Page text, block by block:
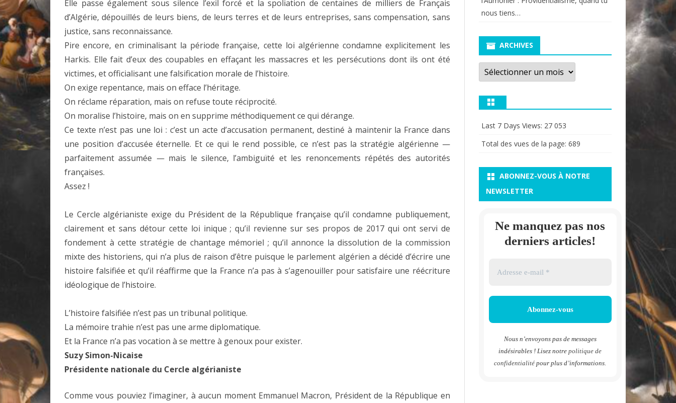
Elle passe également sous silence l’exil forcé et la spoliation de centaines de milliers de Français
d’Algérie, dépouillés de leurs biens, de leurs terres et de leurs entreprises, sans compensation, sans
justice, sans reconnaissance.
Pire encore, en criminalisant la période française, cette loi algérienne condamne explicitement les
Harkis. Elle fait d’eux des coupables en effaçant les massacres et les persécutions dont ils ont été
victimes, et officialisant une falsification morale de l’histoire.
On exige repentance, mais on efface l’héritage.
On réclame réparation, mais on refuse toute réciprocité.
On moralise l’histoire, mais on en supprime méthodiquement ce qui dérange.
Ce texte n’est pas une loi : c’est un acte d’accusation permanent, destiné à maintenir la France dans
une position d’accusée éternelle. Et ce qui le rend possible, ce n’est pas la stratégie algérienne —
parfaitement assumée — mais le silence, l’ambiguïté et les renoncements répétés des autorités
françaises.
Assez !
Le Cercle algérianiste exige du Président de la République française qu’il condamne publiquement,
clairement et sans détour cette loi inique ; qu’il revienne sur ses propos de 2017 qui ont servi de
fondement à cette stratégie de chantage mémoriel ; qu’il annonce la dissolution de la commission
mixte des historiens, qui n’a plus de raison d’être puisque le parlement algérien a décidé d’écrire une
histoire falsifiée et qu’il réaffirme que la France n’a pas à s’agenouiller pour satisfaire une réécriture
idéologique de l’histoire.
L’histoire falsifiée n’est pas un tribunal politique.
La mémoire trahie n’est pas une arme diplomatique.
Et la France n’a pas vocation à se mettre à genoux pour exister.
Suzy Simon-Nicaise
Présidente nationale du Cercle algérianiste
Comme vous pouviez l’imaginer, à aucun moment Emmanuel Macron, Président de la République en
nous tiens…
ARCHIVES
Archives
Last 7 Days Views: 27 053
Total des vues de la page: 689
ABONNEZ-VOUS À NOTRE
NEWSLETTER
Ne manquez pas nos
derniers articles!
Nous n’envoyons pas de messages
indésirables ! Lisez notrepolitique de
confidentialité pour plus d’informations.